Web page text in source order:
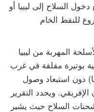
دخول السلاح إلى ليبيا أو
للنفط الخام
المهربة من ليبيا
بوتيرة مقلقة في غرب
دون استبعاد وصول
ويحدد التقرير
شحنات السلاح حيث يشير